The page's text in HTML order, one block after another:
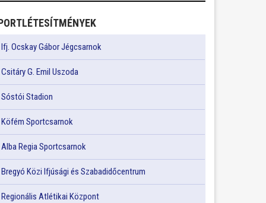
Ifj. Ocskay Gábor Jégcsarnok
Csitáry G. Emil Uszoda
Sóstói Stadion
Köfém Sportcsarnok
Alba Regia Sportcsarnok
Bregyó Közi Ifjúsági és Szabadidőcentrum
Regionális Atlétikai Központ